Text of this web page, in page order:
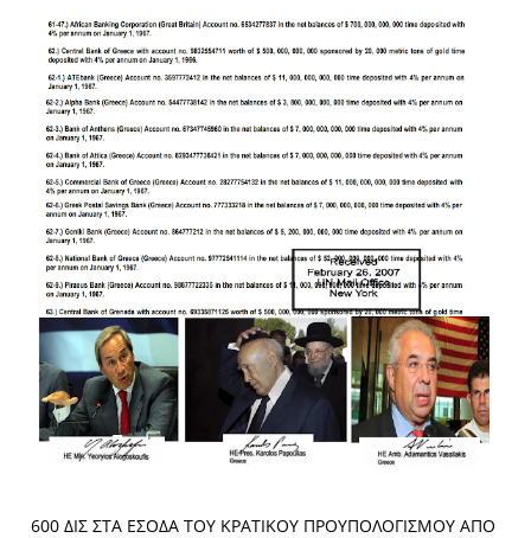
600 ΔΙΣ ΣΤΑ ΕΣΟΔΑ ΤΟΥ ΚΡΑΤΙΚΟΥ ΠΡΟΥΠΟΛΟΓΙΣΜΟΥ ΑΠΟ